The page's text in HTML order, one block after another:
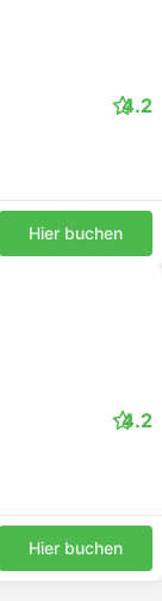
4.2
Hier buchen
4.2
Hier buchen